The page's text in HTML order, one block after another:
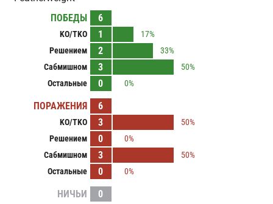
ПОБЕДЫ
6
KO/TKO 1
17%
Решением
2
33%
Сабмишном
3
50%
Остальные
0 0%
ПОРАЖЕНИЯ 6
KO/TKO 3
50%
Решением
0
0%
Сабмишном
3
50%
Остальные
0 0%
НИЧЬИ
0